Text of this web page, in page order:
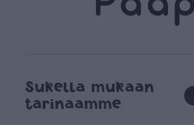
Sukella mukaan
tarinaamme